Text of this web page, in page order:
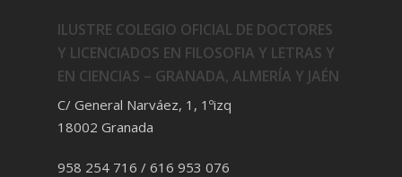
ILUSTRE COLEGIO OFICIAL DE DOCTORES
Y LICENCIADOS EN FILOSOFIA Y LETRAS Y
EN CIENCIAS – GRANADA, ALMERÍA Y JAÉN
C/ General Narváez, 1, 1ºizq
18002 Granada
958 254 716 / 616 953 076